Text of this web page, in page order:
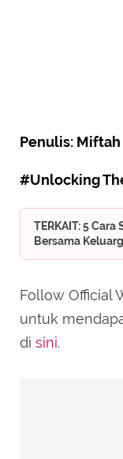
Penulis: Miftah
#Unlocking
TERKAIT: 5
Bersama
Follow Official
untuk
di sini.